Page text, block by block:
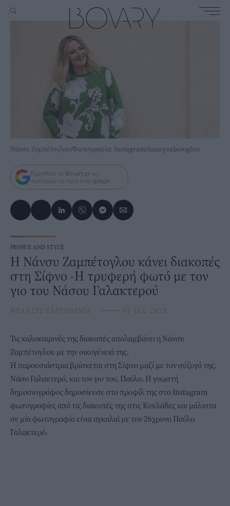
Νάνσυ Ζαμπέτογλου/Φωτογραφία: Ιnstagram/nancyzabetoglou
Πρόσθεσε το Bovary.gr ως
προτιμώμενη πηγή στην google
PEOPLE AND STYLE
H Νάνσυ Ζαμπέτογλου κάνει διακοπές
στη Σίφνο -Η τρυφερή φωτό με τον
γιο του Νάσου Γαλακτερού
ΦΡΑΝΣΙΣ ΓΙΑΤΖΟΓΛΟΥ ⸻ 07 JUL 2023
Τις καλοκαιρινές της διακοπές απολαμβάνει η Νάνσυ
Ζαμπέτογλου με την οικογένειά της.
Η παρουσιάστρια βρίσκεται στη Σίφνο μαζί με τον σύζυγό της,
Νάσο Γαλακτερό, και τον γιο του, Παύλο. Η γνωστή
δημοσιογράφος δημοσίευσε στο προφίλ της στο Ιnstagram
φωτογραφίες από τις διακοπές της στις Κυκλάδες και μάλιστα
σε μία φωτογραφία είναι αγκαλιά με τον 26χρονο Παύλο
Γαλακτερό.